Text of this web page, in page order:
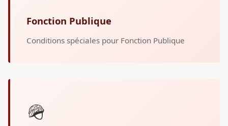
Fonction Publique
Conditions spéciales pour Fonction Publique
🪖